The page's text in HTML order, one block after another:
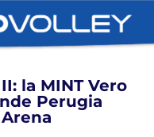
la MINT Vero
Perugia